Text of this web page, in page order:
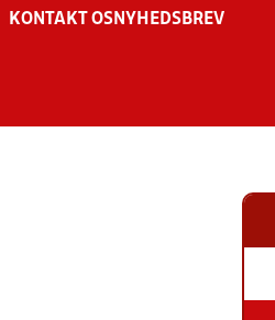
KONTAKT OS NYHEDSBREV